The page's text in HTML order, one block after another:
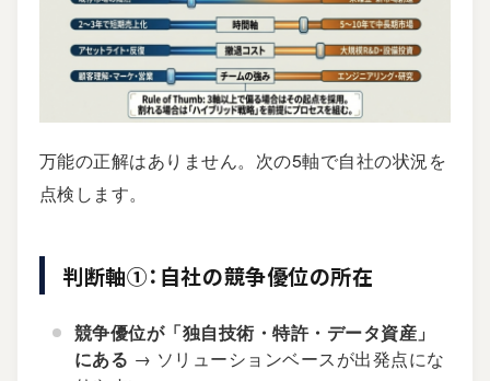
万能の正解はありません。次の5軸で自社の状況を
点検します。
判断軸①：自社の競争優位の所在
競争優位が「独自技術・特許・データ資産」
にある → ソリューションベースが出発点にな